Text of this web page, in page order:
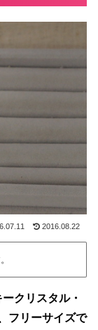
2016.08.22
クリスタル・
フリーサイズで